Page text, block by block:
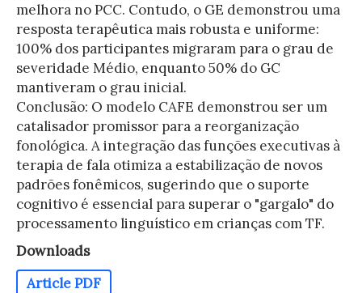
melhora no PCC. Contudo, o GE demonstrou uma
resposta terapêutica mais robusta e uniforme:
100% dos participantes migraram para o grau de
severidade Médio, enquanto 50% do GC
mantiveram o grau inicial.
Conclusão: O modelo CAFE demonstrou ser um
catalisador promissor para a reorganização
fonológica. A integração das funções executivas à
terapia de fala otimiza a estabilização de novos
padrões fonêmicos, sugerindo que o suporte
cognitivo é essencial para superar o "gargalo" do
processamento linguístico em crianças com TF.
Downloads
Article PDF